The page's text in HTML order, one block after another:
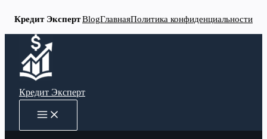
Кредит ЭкспертBlogГлавнаяПолитика конфиденциальности
Перейти
содержимому
Кредит Эксперт
MAIN
MENU